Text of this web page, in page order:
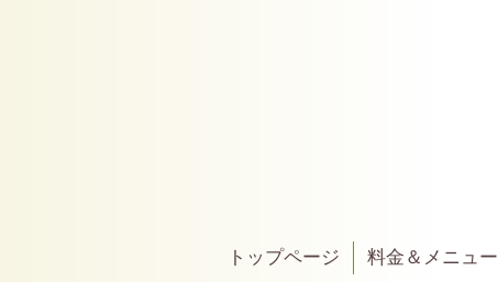
トップページ 料金＆メニュー